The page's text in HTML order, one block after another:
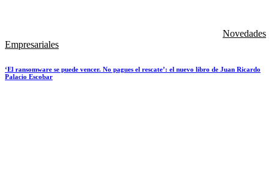
Novedades
Empresariales
‘El ransomware se puede vencer. No pagues el rescate’: el nuevo libro de Juan Ricardo
Palacio Escobar